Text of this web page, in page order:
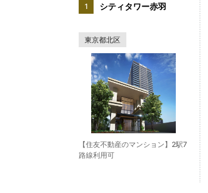
シティタワー赤羽
東京都北区
【住友不動産のマンション】2駅7
路線利用可